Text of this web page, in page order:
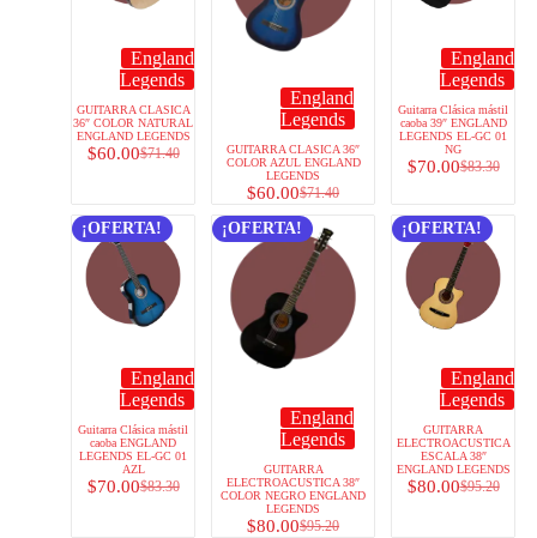
England
Legends
GUITARRA CLASICA
36″ COLOR NATURAL
ENGLAND LEGENDS
$71.40
$60.00
England
Legends
GUITARRA CLASICA 36″
COLOR AZUL ENGLAND
LEGENDS
$71.40
$60.00
England
Legends
Guitarra Clásica mástil
caoba 39″ ENGLAND
LEGENDS EL-GC 01
NG
$83.30
$70.00
¡OFERTA!
England
Legends
Guitarra Clásica mástil
caoba ENGLAND
LEGENDS EL-GC 01
AZL
$83.30
$70.00
¡OFERTA!
England
Legends
GUITARRA
ELECTROACUSTICA 38″
COLOR NEGRO ENGLAND
LEGENDS
$95.20
$80.00
¡OFERTA!
England
Legends
GUITARRA
ELECTROACUSTICA
ESCALA 38″
ENGLAND LEGENDS
$95.20
$80.00